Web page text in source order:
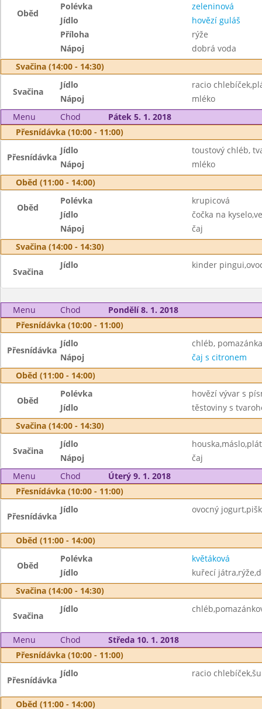
Oběd
Polévka
zeleninová
Jídlo
hovězí guláš
Příloha
rýže
Nápoj
dobrá voda
Svačina (14:00 - 14:30)
Svačina
Jídlo
racio
Nápoj
mléko
Menu
Chod
Pátek 5. 1. 2018
Přesnídávka (10:00 - 11:00)
Přesnídávka
Jídlo
toustový chléb,
Nápoj
mléko
Oběd (11:00 - 14:00)
Oběd
Polévka
krupicová
Jídlo
čočka na
Nápoj
čaj
Svačina (14:00 - 14:30)
Svačina
Jídlo kinder
Menu Chod
Pondělí 8. 1. 2018
Přesnídávka (10:00 - 11:00)
Přesnídávka
Jídlo
chléb,
Nápoj
čaj s citronem
Oběd (11:00 - 14:00)
Oběd
Polévka
hovězí vývar s
Jídlo
těstoviny s
Svačina (14:00 - 14:30)
Svačina
Jídlo
Nápoj
čaj
Menu
Chod
Úterý 9. 1. 2018
Přesnídávka (10:00 - 11:00)
Přesnídávka
Jídlo ovocný
Oběd (11:00 - 14:00)
Oběd
Polévka
květáková
Jídlo
kuřecí
Svačina (14:00 - 14:30)
Svačina
Jídlo
Menu Chod
Středa 10. 1. 2018
Přesnídávka (10:00 - 11:00)
Přesnídávka
Jídlo racio
Oběd (11:00 - 14:00)